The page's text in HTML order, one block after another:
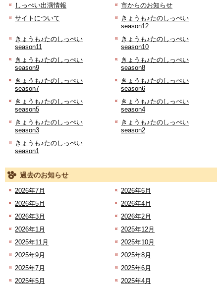
しっぺい出演情報
市からのお知らせ
サイトについて
きょうも♪たのしっぺい
season12
きょうも♪たのしっぺい
season11
きょうも♪たのしっぺい
season10
きょうも♪たのしっぺい
season9
きょうも♪たのしっぺい
season8
きょうも♪たのしっぺい
season7
きょうも♪たのしっぺい
season6
きょうも♪たのしっぺい
season5
きょうも♪たのしっぺい
season4
きょうも♪たのしっぺい
season3
きょうも♪たのしっぺい
season2
きょうも♪たのしっぺい
season1
過去のお知らせ
2026年7月
2026年6月
2026年5月
2026年4月
2026年3月
2026年2月
2026年1月
2025年12月
2025年11月
2025年10月
2025年9月
2025年8月
2025年7月
2025年6月
2025年5月
2025年4月